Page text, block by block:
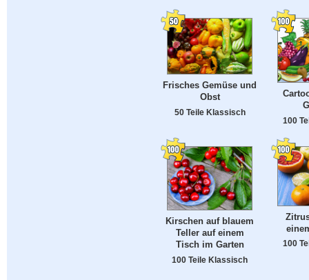
Frisches Gemüse und
Obst
50 Teile Klassisch
100
Kirschen auf blauem
Teller auf einem
Tisch im Garten
100 Teile Klassisch
100